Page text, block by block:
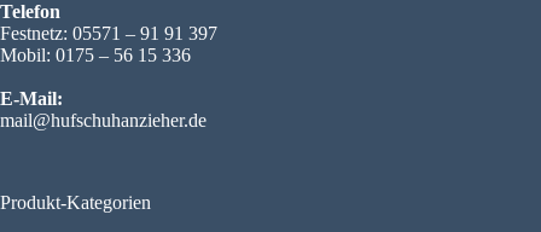
Telefon
Festnetz: 05571 – 91 91 397
Mobil: 0175 – 56 15 336
E-Mail:
mail@hufschuhanzieher.de
Produkt-Kategorien